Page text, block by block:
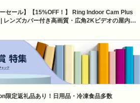
セール】【15%OFF！】 Ring Indoor Cam Plus
レンズカバー付き高画質・広角2Kビデオの屋内…
限定返礼品あり！日用品・冷凍食品多数